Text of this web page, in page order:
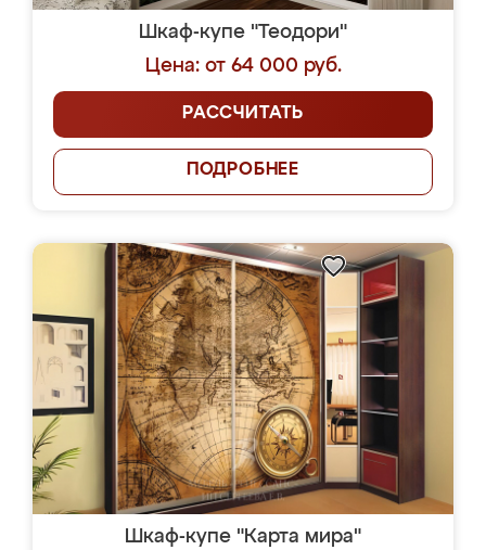
Шкаф-купе "Теодори"
Цена: от 64 000 руб.
РАССЧИТАТЬ
ПОДРОБНЕЕ
Шкаф-купе "Карта мира"